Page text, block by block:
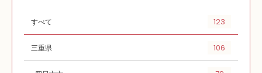
すべて 123
三重県 106